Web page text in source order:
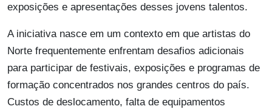
exposições e apresentações desses jovens talentos.
A iniciativa nasce em um contexto em que artistas do
Norte frequentemente enfrentam desafios adicionais
para participar de festivais, exposições e programas de
formação concentrados nos grandes centros do país.
Custos de deslocamento, falta de equipamentos